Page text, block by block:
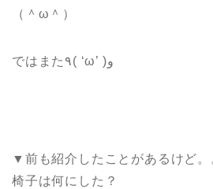
（＾ω＾）
ではまた٩( ‘ω’ )و
▼前も紹介したことがあるけど
椅子は何にした？